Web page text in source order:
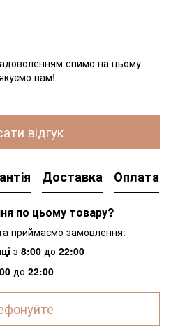
спимо на цьому
вам!
відгук
Доставка Оплата
по цьому товару?
приймаємо замовлення:
з 8:00 до 22:00
до 22:00